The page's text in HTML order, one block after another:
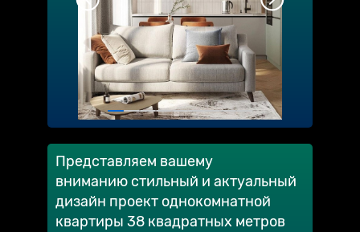
Представляем вашему
вниманию стильный и актуальный
дизайн проект однокомнатной
квартиры 38 квадратных метров